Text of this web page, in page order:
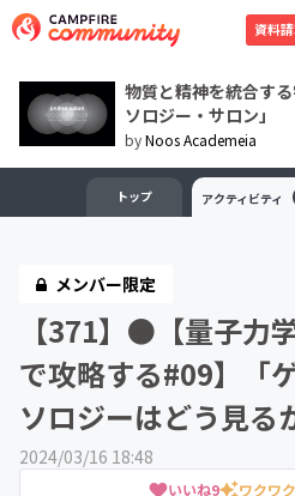
資料
物質と精神を統合す
ソロジー・サロン」
byNoos Academeia
トップ アクティビティ
メンバー限定
【371】●【量子力
で攻略する#09】「
ソロジーはどう見る
2024/03/16 18:48
いいね9 ワクワク